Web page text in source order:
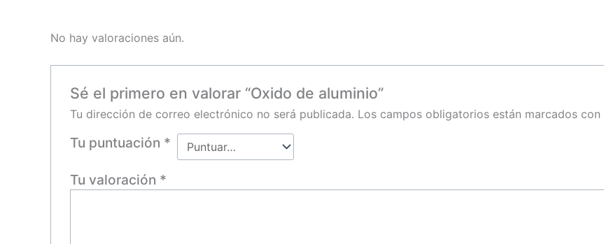
No hay valoraciones aún.
Sé el primero en valorar “Oxido de aluminio”
Tu dirección de correo electrónico no será publicada. Los campos obligatorios están marcados con
Tu puntuación *
Tu valoración *